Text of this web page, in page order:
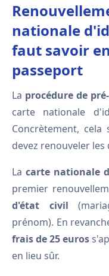
nationale
faut savoir
passeport
La procédure de
carte nationale
Concrètement,
devez renouveler
La carte nationale
premier
d'état civil
prénom). En
frais de 25 euros
en lieu sûr.